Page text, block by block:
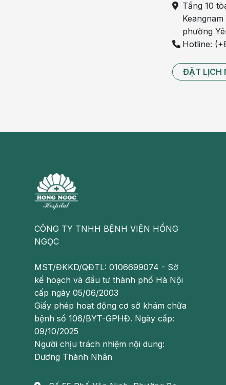
Vết tổn thương có bờ trông giống như bệnh
một quầng đỏ. Đôi khi xung quanh vết chốc có
Chốc đầu không có bọng nước nếu không có
Bệnh chốc đầu ở trẻ em cần được xử lý đúng
Chốc đầu có bọng nước do tụ cầu gây ra,
không có bọng nước do liên cầu gây ra.
Nếu cả tụ cầu và liên cầu cùng kết hợp gây
trên phạm vi rộng, gồm cả bọng nước và các
Ngoài ra, còn có các yếu tố khác tạo điều kiện
tiết nóng ẩm, nhiệt độ cao, vệ sinh kém, sinh
Có thể bạn quan tâm:
Rôm sảy có tự hết không? Cách chữa
Thủy đậu lây qua đường nào?
Biểu hiện sốt phát ban ở trẻ: Cách nhận
Tầng 10
phường
Hotline:
ĐẶT LỊCH
CÔNG TY TNHH BỆNH VIỆN HỒNG
NGỌC
MST/ĐKKD/QĐTL: 0106699074 - Sở
kế hoạch và đầu tư thành phố Hà Nội
cấp ngày 05/06/2003
Giấy phép hoạt động cơ sở khám chữa
bệnh số 106/BYT-GPHĐ. Ngày cấp:
09/10/2025
Người chịu trách nhiệm nội dung:
Dương Thành Nhân